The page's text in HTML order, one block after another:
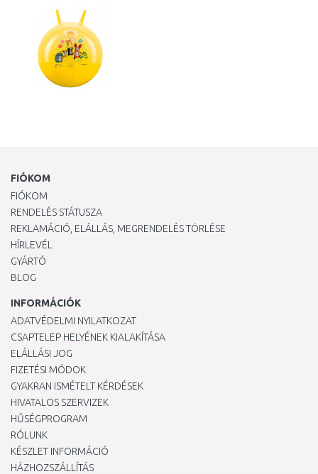
FIÓKOM
FIÓKOM
RENDELÉS STÁTUSZA
REKLAMÁCIÓ, ELÁLLÁS, MEGRENDELÉS TÖRLÉSE
HÍRLEVÉL
GYÁRTÓ
BLOG
INFORMÁCIÓK
ADATVÉDELMI NYILATKOZAT
CSAPTELEP HELYÉNEK KIALAKÍTÁSA
ELÁLLÁSI JOG
FIZETÉSI MÓDOK
GYAKRAN ISMÉTELT KÉRDÉSEK
HIVATALOS SZERVIZEK
HŰSÉGPROGRAM
RÓLUNK
KÉSZLET INFORMÁCIÓ
HÁZHOZSZÁLLÍTÁS